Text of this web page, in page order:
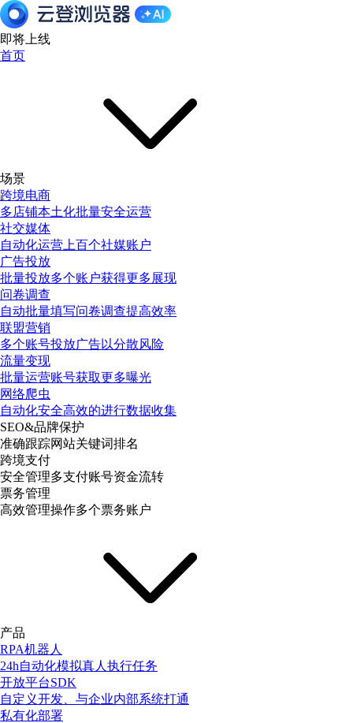
即将上线
首页
场景
跨境电商
多店铺本土化批量安全运营
社交媒体
自动化运营上百个社媒账户
广告投放
批量投放多个账户获得更多展现
问卷调查
自动批量填写问卷调查提高效率
联盟营销
多个账号投放广告以分散风险
流量变现
批量运营账号获取更多曝光
网络爬虫
自动化安全高效的进行数据收集
SEO&品牌保护
准确跟踪网站关键词排名
跨境支付
安全管理多支付账号资金流转
票务管理
高效管理操作多个票务账户
产品
RPA机器人
24h自动化模拟真人执行任务
开放平台SDK
自定义开发、与企业内部系统打通
私有化部署